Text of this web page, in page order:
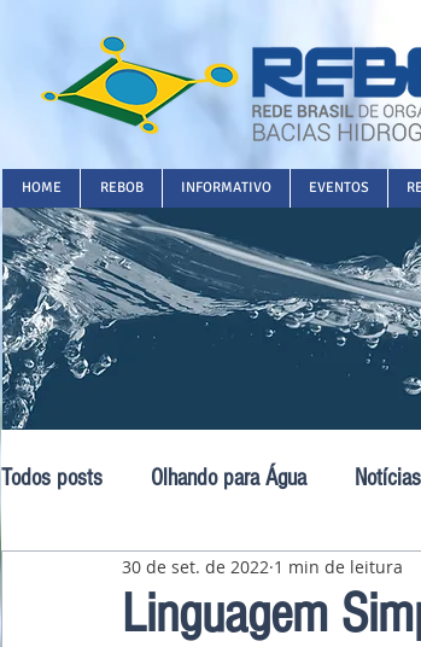
HOME REBOB INFORMATIVO EVENTOS
Todos posts Olhando para Água Notícias
Pavilhão Latino-Americano
Linguagem
30 de set. de 2022 1 min de leitura